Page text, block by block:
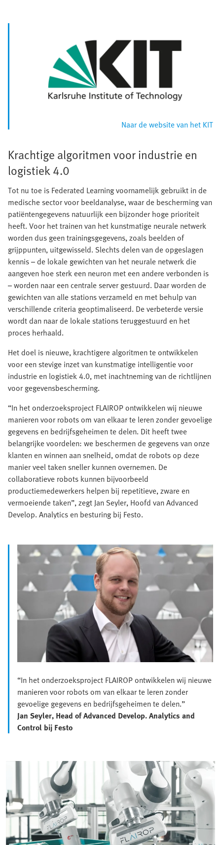
Naar de website van het KIT
Krachtige algoritmen voor industrie en
logistiek 4.0
Tot nu toe is Federated Learning voornamelijk gebruikt in de
medische sector voor beeldanalyse, waar de bescherming van
patiëntengegevens natuurlijk een bijzonder hoge prioriteit
heeft. Voor het trainen van het kunstmatige neurale netwerk
worden dus geen trainingsgegevens, zoals beelden of
grijppunten, uitgewisseld. Slechts delen van de opgeslagen
kennis – de lokale gewichten van het neurale netwerk die
aangeven hoe sterk een neuron met een andere verbonden is
– worden naar een centrale server gestuurd. Daar worden de
gewichten van alle stations verzameld en met behulp van
verschillende criteria geoptimaliseerd. De verbeterde versie
wordt dan naar de lokale stations teruggestuurd en het
proces herhaald.
Het doel is nieuwe, krachtigere algoritmen te ontwikkelen
voor een stevige inzet van kunstmatige intelligentie voor
industrie en logistiek 4.0, met inachtneming van de richtlijnen
voor gegevensbescherming.
“In het onderzoeksproject FLAIROP ontwikkelen wij nieuwe
manieren voor robots om van elkaar te leren zonder gevoelige
gegevens en bedrijfsgeheimen te delen. Dit heeft twee
belangrijke voordelen: we beschermen de gegevens van onze
klanten en winnen aan snelheid, omdat de robots op deze
manier veel taken sneller kunnen overnemen. De
collaboratieve robots kunnen bijvoorbeeld
productiemedewerkers helpen bij repetitieve, zware en
vermoeiende taken”, zegt Jan Seyler, Hoofd van Advanced
Develop. Analytics en besturing bij Festo.
“In het onderzoeksproject FLAIROP ontwikkelen wij nieuwe
manieren voor robots om van elkaar te leren zonder
gevoelige gegevens en bedrijfsgeheimen te delen.”
Jan Seyler, Head of Advanced Develop. Analytics and
Control bij Festo